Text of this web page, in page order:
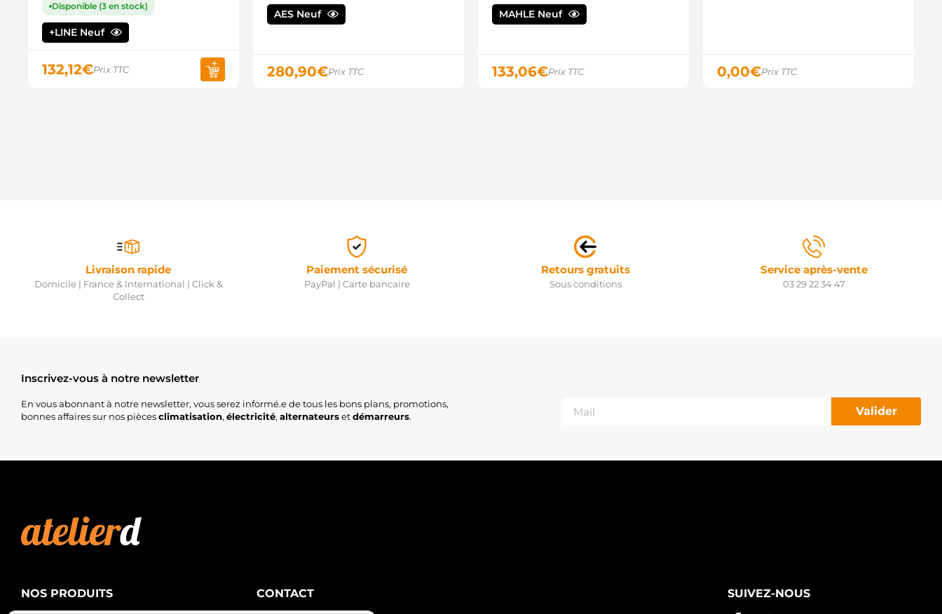
Disponible (3 en stock)
+LINE Neuf
132,12€Prix TTC
AES Neuf
280,90€Prix TTC
MAHLE Neuf
133,06€Prix TTC 0,00€Prix TTC
Livraison rapide
Domicile | France & International | Click &
Collect
Paiement sécurisé
PayPal | Carte bancaire
Retours gratuits
Sous conditions
Service après-vente
03 29 22 34 47
Inscrivez-vous à notre newsletter
En vous abonnant à notre newsletter, vous serez informé.e de tous les bons plans, promotions,
bonnes affaires sur nos piècesclimatisation, électricité, alternateursetdémarreurs. Valider
NOS PRODUITS CONTACT SUIVEZ-NOUS